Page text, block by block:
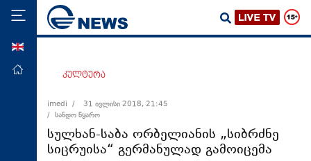
ეკონომიკა
მსოფლიო
კულტურა
imedi /
31 ივლისი 2018, 21:45
/ სანდო წყარო
სულხან-საბა ორბელიანის „სიბრძნე
სიცრუისა“ გერმანულად გამოიცემა